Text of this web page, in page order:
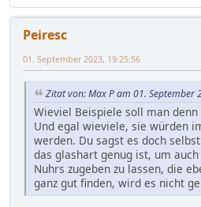
Peiresc
01. September 2023, 19:25:56
Zitat von: Max P am 01. September
Wieviel Beispiele soll man denn
Und egal wieviele, sie würden
werden. Du sagst es doch
das glashart genug ist, um
Nuhrs zugeben zu lassen, die
ganz gut finden, wird es nicht